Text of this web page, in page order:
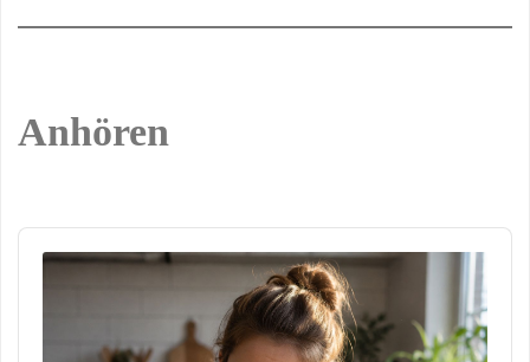
Anhören
Audio
Player